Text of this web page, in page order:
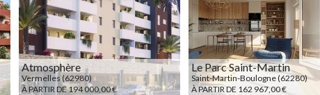
Atmosphère
Vermelles (62980)
À PARTIR DE 194 000,00 €
Le Parc Saint-Martin
Saint-Martin-Boulogne (62280)
À PARTIR DE 162 967,00 €